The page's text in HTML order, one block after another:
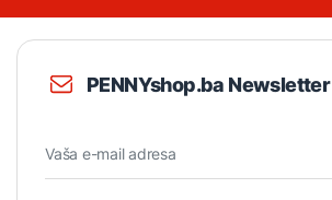
PENNYshop.ba Newsletter